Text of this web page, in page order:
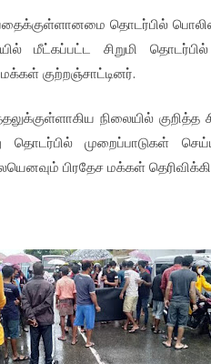
தொடர்பில்
மீட்கப்பட்ட சிறுமி தொடர்பில்
மக்கள் குற்றஞ்சாட்டினர்.
நிலையில் குறித்த
தொடர்பில் முறைப்பாடுகள்
பிரதேச மக்கள்